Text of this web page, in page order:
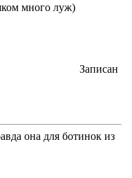
много луж)
Записан
она для ботинок из